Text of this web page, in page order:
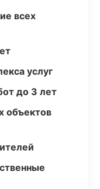
всех
услуг
до 3 лет
объектов